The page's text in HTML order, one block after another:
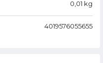
0,01 kg
4019576055655